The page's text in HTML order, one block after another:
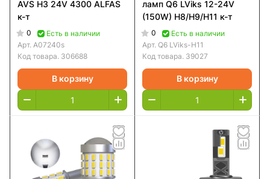
AVS H3 24V 4300 ALFAS
к-т
0
Есть в наличии
Арт. A07240s
Код товара. 306688
В корзину
ламп Q6 LViks 12-24V
(150W) H8/H9/H11 к-т
0
Есть в наличии
Арт. Q6 LViks-H11
Код товара. 39027
В корзину